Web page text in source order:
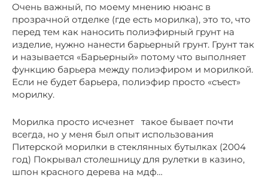
Очень важный, по моему мнению нюанс в
прозрачной отделке (где есть морилка), это то, что
перед тем как наносить полиэфирный грунт на
изделие, нужно нанести барьерный грунт. Грунт так
и называется «Барьерный» потому что выполняет
функцию барьера между полиэфиром и морилкой.
Если не будет барьера, полиэфир просто «съест»
морилку.
Морилка просто исчезнет такое бывает почти
всегда, но у меня был опыт использования
Питерской морилки в стеклянных бутылках (2004
год) Покрывал столешницу для рулетки в казино,
шпон красного дерева на мдф…